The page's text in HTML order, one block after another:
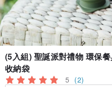
(5入組) 聖誕派對禮物 環保
收納袋
5 (2)